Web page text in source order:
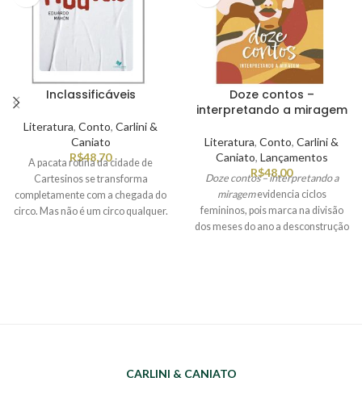
Inclassificáveis
Literatura, Conto, Carlini &
Caniato
R$48,70
A pacata rotina da cidade de
Cartesinos se transforma
completamente com a chegada do
circo. Mas não é um circo qualquer.
Descobriremos que o sonho é tão
Doze contos –
interpretando a miragem
Literatura, Conto, Carlini &
Caniato, Lançamentos
R$48,00
Doze contos – interpretando a
miragemevidencia ciclos
femininos, pois marca na divisão
dos meses do ano a desconstrução
abandonada, da mulher que vive
CARLINI & CANIATO